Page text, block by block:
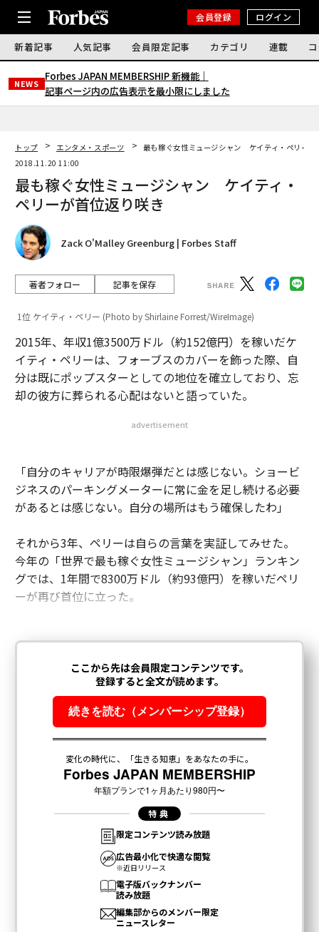
会員登録 ログイン
新着記事 人気記事 会員限定記事 カテゴリ 連載
NEWS
Forbes JAPAN MEMBERSHIP 新機能｜
記事ページ内の広告表示を最小限にしました
トップ エンタメ・スポーツ
最も稼ぐ女性ミュージシャン ケイティ・ペリーが
2018.11.20 11:00
最も稼ぐ女性ミュージシャン ケイティ・
ペリーが首位返り咲き
Zack O'Malley Greenburg | Forbes Staff
著者フォロー 記事を保存
1位 ケイティ・ペリー (Photo by Shirlaine Forrest/WireImage)
2015年、年収1億3500万ドル（約152億円）を稼いだケ
イティ・ペリーは、フォーブスのカバーを飾った際、自
分は既にポップスターとしての地位を確立しており、忘
却の彼方に葬られる心配はないと語っていた。
advertisement
「自分のキャリアが時限爆弾だとは感じない。ショービ
ジネスのパーキングメーターに常に金を足し続ける必要
があるとは感じない。自分の場所はもう確保したわ」
それから3年、ペリーは自らの言葉を実証してみせた。
今年の「世界で最も稼ぐ女性ミュージシャン」ランキン
グでは、1年間で8300万ドル（約93億円）を稼いだペリ
ーが再び首位に立った。